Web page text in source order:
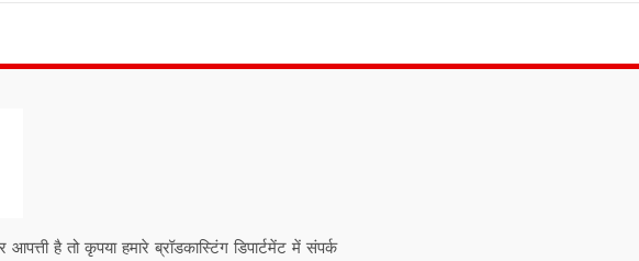
है तो कृपया हमारे ब्रॉडकास्टिंग डिपार्टमेंट में संपर्क